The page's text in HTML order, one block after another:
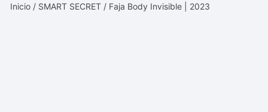
Inicio / SMART SECRET / Faja Body Invisible | 2023